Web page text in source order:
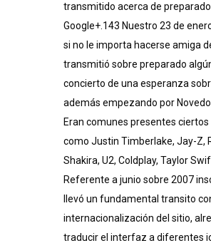
transmitido acerca de
Google+.143​ Nuestro 23 de
si no le importa hacerse amiga
transmitió sobre preparado
concierto de una esperanza
además empezando por
Eran comunes presentes
como Justin Timberlake, Jay-Z,
Shakira, U2, Coldplay, Taylor
Referente a junio sobre 2007
llevó un fundamental transito
internacionalización del sitio,
traducir el interfaz a diferentes